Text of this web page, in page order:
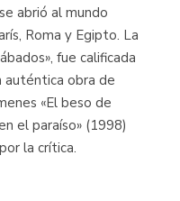
abrió al mundo
Roma y Egipto. La
fue calificada
auténtica obra de
«El beso de
el paraíso» (1998)
la crítica.